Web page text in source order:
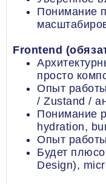
Понимание
Frontend
просто
Опыт
/ Zustand /
Понимание
hydration,
Опыт
Будет
Design),